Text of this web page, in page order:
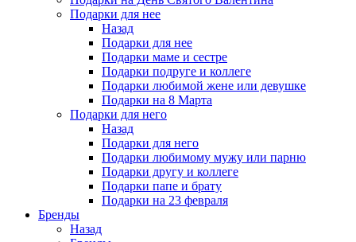
Подарки для нее
Назад
Подарки для нее
Подарки маме и сестре
Подарки подруге и коллеге
Подарки любимой жене или девушке
Подарки на 8 Марта
Подарки для него
Назад
Подарки для него
Подарки любимому мужу или парню
Подарки другу и коллеге
Подарки папе и брату
Подарки на 23 февраля
Бренды
Назад